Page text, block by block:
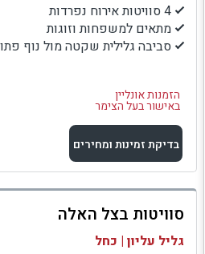
4 סוויטות אירוח נפרדות
מתאים למשפחות וזוגות
סביבה גלילית שקטה מול נוף
הזמנות אונליין
באישור בעל הצימר
בדיקת זמינות ומחירים
למתחם זה
בדיקת זמינות ומחירים
סוויטות בצל האלה
גליל עליון | כחל